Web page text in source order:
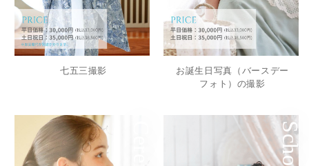
七五三撮影
お誕生日写真（バースデー
フォト）の撮影
School